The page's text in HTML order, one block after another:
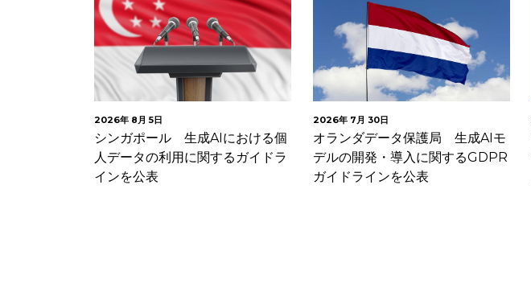
2026年 8月 5日
シンガポール 生成AIにおける個
人データの利用に関するガイドラ
インを公表
2026年 7月 30日
オランダデータ保護局 生成AIモ
デルの開発・導入に関するGDPR
ガイドラインを公表